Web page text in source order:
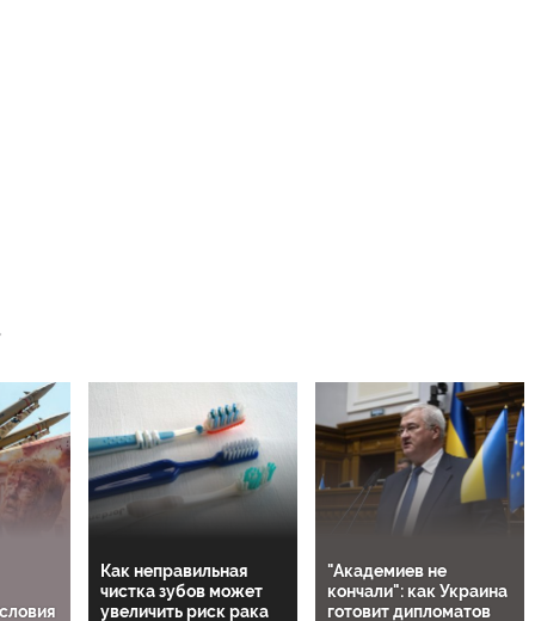
Как неправильная
чистка зубов может
увеличить риск рака
"Академиев не
кончали": как Украина
готовит дипломатов